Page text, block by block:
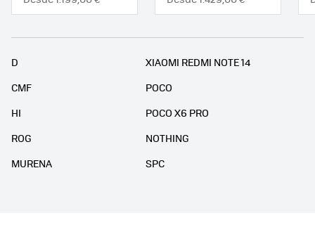
D
XIAOMI REDMI NOTE 14
CMF
POCO
HI
POCO X6 PRO
ROG
NOTHING
MURENA
SPC